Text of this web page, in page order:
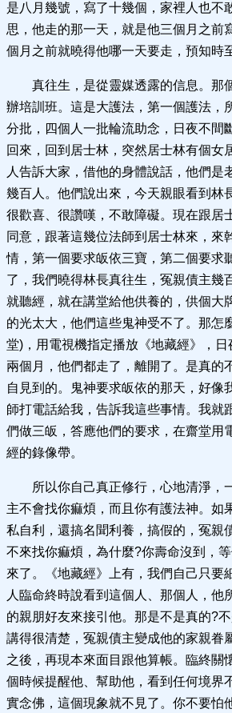
是八月幾號，寫了十幾個，家裡人也不
思，他走的那一天，就是他三個月之前
個月之前就曉得他哪一天要走，預知時
真往生，是從靈媒透露的信息。那
辦培訓班。這是大護法，第一個護法，
分批，四個人一批輪流助念，日夜不間
回來，回到居士林，突然居士林有個女
人告訴大家，借他的身體說話，他們是
幾百人。他們說出來，今天親眼看到林
很歡喜、很讚嘆，不敢障礙。現在跟居
同意，跟著這幾位法師到居士林來，來
情，第一個要求皈依三寶，第二個要求
了，我們曉得林長真往生，冤親債主幾
就聽經，就在講堂給他供養的，供個大
的光太大，他們這些鬼神受不了。那怎
堂)，用電視機指定播放《地藏經》，
兩個月，他們都走了，離開了。是真的
自見到的。鬼神要求皈依的那天，好像
師打電話給我，告訴我這些事情。我就
們做三皈，答應他們的要求，在齋堂用
經的錄像帶。
所以你自己真正修行，心地清淨，
主不會找你痲煩，而且你有護法神。如
私自利，還搞名聞利養，搞假的，冤親
不來找你痲煩，為什麼?你壽命沒到，
來了。《地藏經》上有，我們自己只要
人臨命終時說看到這個人、那個人，他
的親朋好友來接引他。那是不是真的?
講得很清楚，冤親債主變成他的家親眷
之後，再現本來面目跟他算帳。臨終關
個時候提醒他、幫助他，看到任何境界
實念佛，這個現象就不見了。你不要怕